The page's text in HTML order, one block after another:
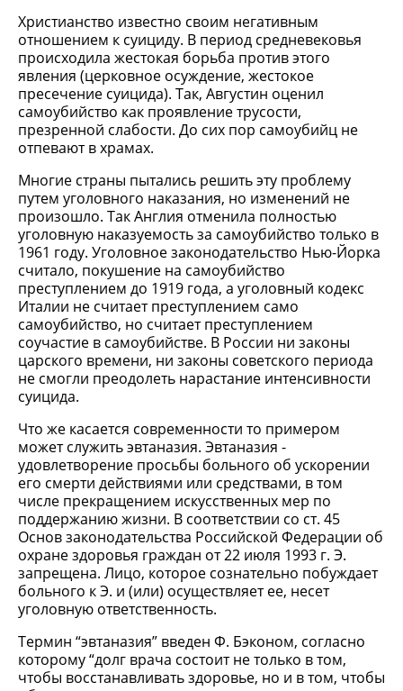
Христианство известно своим негативным
отношением к суициду. В период средневековья
происходила жестокая борьба против этого
явления (церковное осуждение, жестокое
пресечение суицида). Так, Августин оценил
самоубийство как проявление трусости,
презренной слабости. До сих пор самоубийц не
отпевают в храмах.
Многие страны пытались решить эту проблему
путем уголовного наказания, но изменений не
произошло. Так Англия отменила полностью
уголовную наказуемость за самоубийство только в
1961 году. Уголовное законодательство Нью-Йорка
считало, покушение на самоубийство
преступлением до 1919 года, а уголовный кодекс
Италии не считает преступлением само
самоубийство, но считает преступлением
соучастие в самоубийстве. В России ни законы
царского времени, ни законы советского периода
не смогли преодолеть нарастание интенсивности
суицида.
Что же касается современности то примером
может служить эвтаназия. Эвтаназия -
удовлетворение просьбы больного об ускорении
его смерти действиями или средствами, в том
числе прекращением искусственных мер по
поддержанию жизни. В соответствии со ст. 45
Основ законодательства Российской Федерации об
охране здоровья граждан от 22 июля 1993 г. Э.
запрещена. Лицо, которое сознательно побуждает
больного к Э. и (или) осуществляет ее, несет
уголовную ответственность.
Термин “эвтаназия” введен Ф. Бэконом, согласно
которому “долг врача состоит не только в том,
чтобы восстанавливать здоровье, но и в том, чтобы